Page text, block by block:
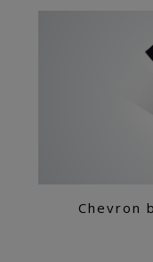
Chevron